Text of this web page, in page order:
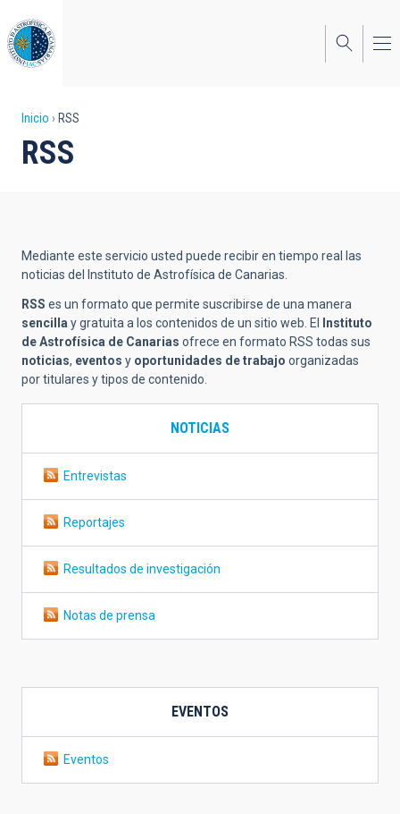
al
contenido
principal
Sobrescribir
enlaces
a
la
navegación
Inicio RSS
RSS
Mediante este servicio usted puede recibir en tiempo real las
noticias del Instituto de Astrofísica de Canarias.
RSS es un formato que permite suscribirse de una manera
sencilla y gratuita a los contenidos de un sitio web. El
Instituto
de Astrofísica de Canarias ofrece en formato RSS todas sus
noticias, eventos y oportunidades de trabajo organizadas
por titulares y tipos de contenido.
NOTICIAS
Entrevistas
Reportajes
Resultados de investigación
Notas de prensa
EVENTOS
Eventos